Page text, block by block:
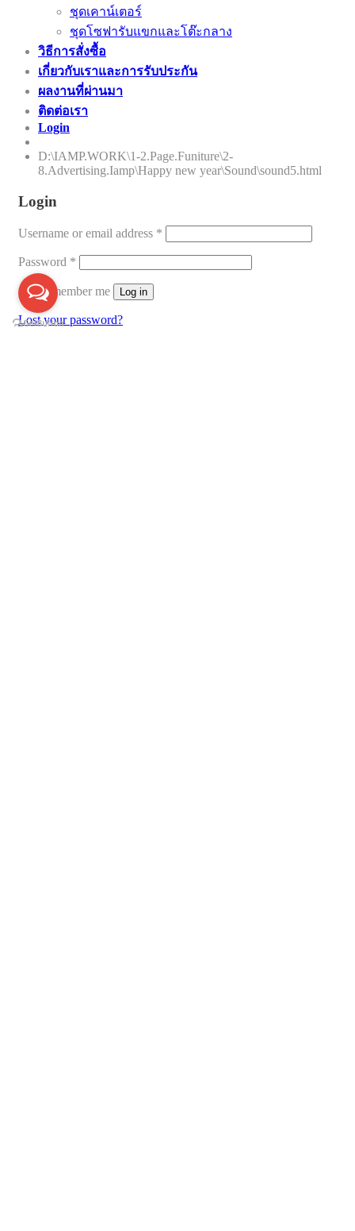
ชุดเคาน์เตอร์
ชุดโซฟารับแขกและโต๊ะกลาง
วิธีการสั่งซื้อ
เกี่ยวกับเราและการรับประกัน
ผลงานที่ผ่านมา
ติดต่อเรา
Login
D:\IAMP.WORK\1-2.Page.Funiture\2-
8.Advertising.Iamp\Happy new year\Sound\sound5.html
Login
Username or email address *
Password *
Remember me Log in
Lost your password?